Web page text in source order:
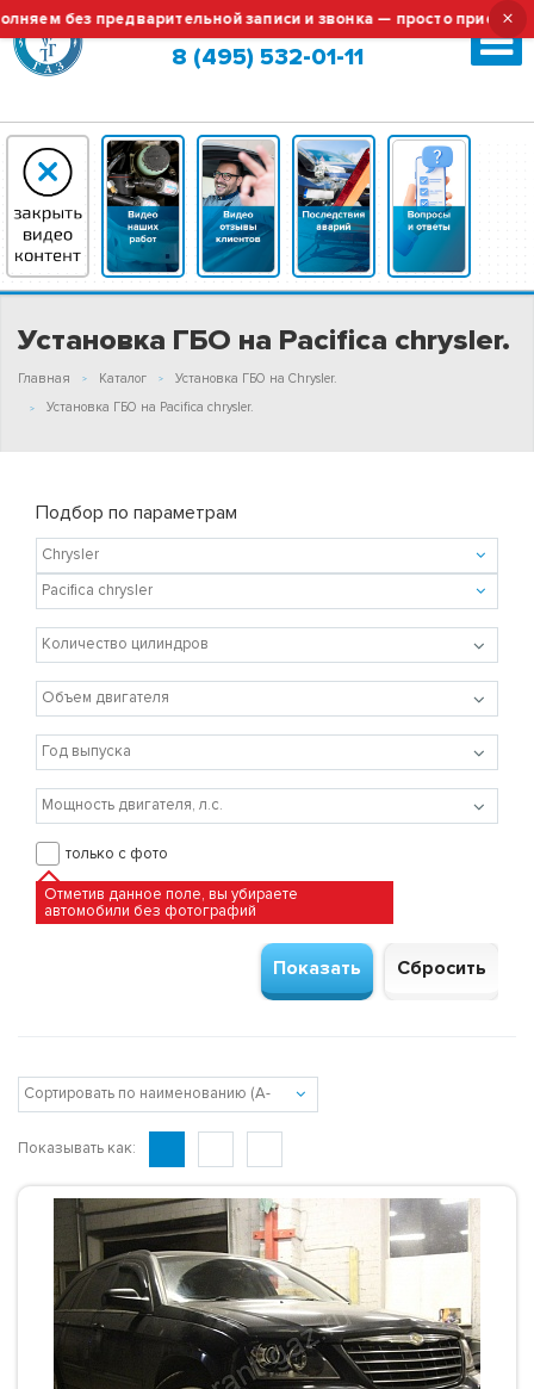
без предварительной записи и звонка — просто приезжайте!
×
Москва (сменить город?)
8 (495) 532-01-11
Установка ГБО на Pacifica chrysler.
Главная Каталог
Установка ГБО на Chrysler.
Установка ГБО на Pacifica chrysler.
Подбор по параметрам
только с фото
Отметив данное поле, вы убираете
автомобили без фотографий
Показывать как: